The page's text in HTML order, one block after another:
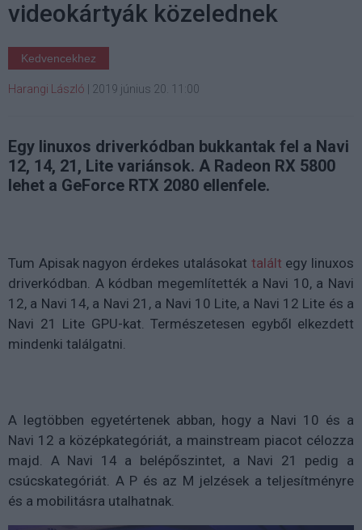
videokártyák közelednek
Kedvencekhez
Harangi László 2019 június 20. 11:00
Egy linuxos driverkódban bukkantak fel a Navi
12, 14, 21, Lite variánsok. A Radeon RX 5800
lehet a GeForce RTX 2080 ellenfele.
Tum Apisak nagyon érdekes utalásokat talált egy linuxos
driverkódban. A kódban megemlítették a Navi 10, a Navi
12, a Navi 14, a Navi 21, a Navi 10 Lite, a Navi 12 Lite és a
Navi 21 Lite GPU-kat. Természetesen egyből elkezdett
mindenki találgatni.
A legtöbben egyetértenek abban, hogy a Navi 10 és a
Navi 12 a középkategóriát, a mainstream piacot célozza
majd. A Navi 14 a belépőszintet, a Navi 21 pedig a
csúcskategóriát. A P és az M jelzések a teljesítményre
és a mobilitásra utalhatnak.